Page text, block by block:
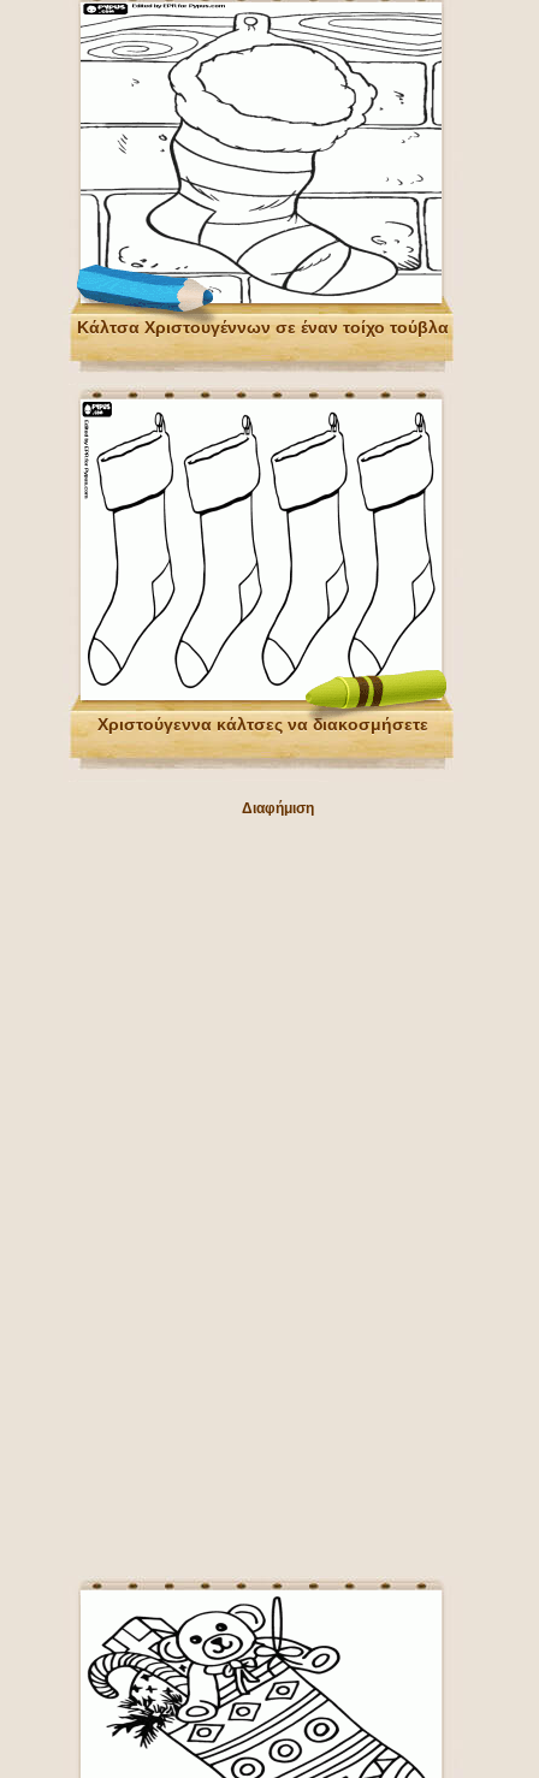
Κάλτσα Χριστουγέννων σε έναν τοίχο τούβλα
Χριστούγεννα κάλτσες να διακοσμήσετε
Διαφήμιση